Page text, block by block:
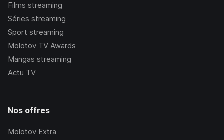
Films streaming
Séries streaming
Sport streaming
Molotov TV Awards
Mangas streaming
Actu TV
Nos offres
Molotov Extra